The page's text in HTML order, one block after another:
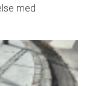
med